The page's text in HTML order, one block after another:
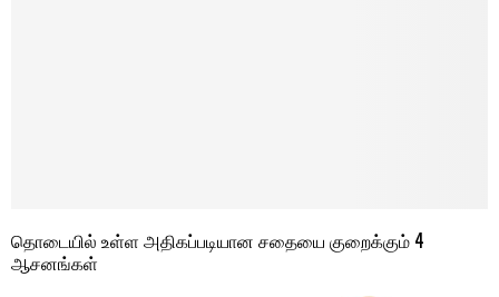
தொடையில் உள்ள அதிகப்படியான சதையை குறைக்கும் 4
ஆசனங்கள்